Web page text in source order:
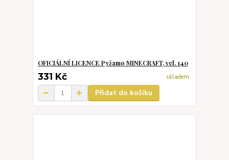
OFICIÁLNÍ LICENCE Pyžamo MINECRAFT, vel. 140
331 Kč skladem
Přidat do košíku